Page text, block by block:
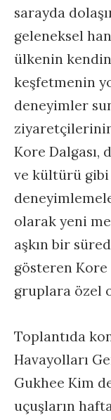
sarayda
geleneksel
ülkenin
keşfetmenin
deneyimler
Kore Dalgası,
ve kültürü
olarak yeni
aşkın bir
gösteren Kore
gruplara özel
Toplantıda
Havayolları
Gukhee Kim
uçuşların